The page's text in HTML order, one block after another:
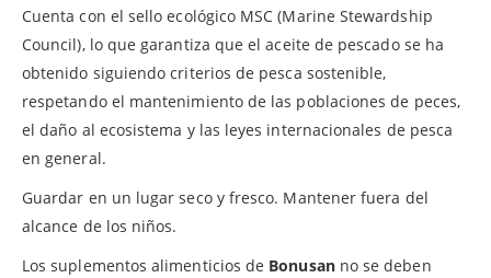
Cuenta con el sello ecológico MSC (Marine Stewardship
Council), lo que garantiza que el aceite de pescado se ha
obtenido siguiendo criterios de pesca sostenible,
respetando el mantenimiento de las poblaciones de peces,
el daño al ecosistema y las leyes internacionales de pesca
en general.
Guardar en un lugar seco y fresco. Mantener fuera del
alcance de los niños.
Los suplementos alimenticios de Bonusanno se deben